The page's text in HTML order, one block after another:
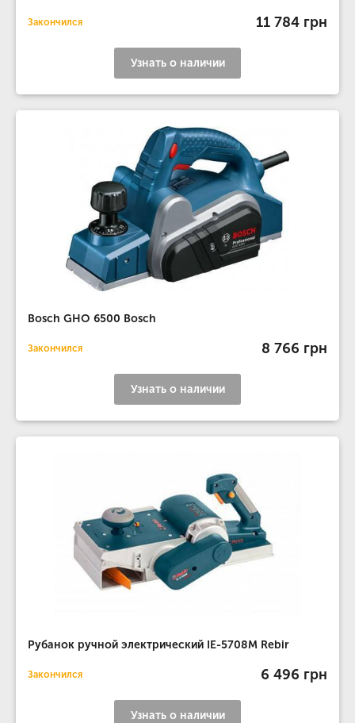
Закончился 11 784 грн
Узнать о наличии
Bosch GHO 6500 Bosch
Закончился 8 766 грн
Узнать о наличии
Рубанок ручной электрический IE-5708M Rebir
Закончился 6 496 грн
Узнать о наличии